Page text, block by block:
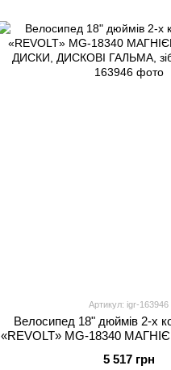
Артикул: igr-163946
Велосипед 18" дюймів 2-х
«REVOLT» MG-18340
5 517 грн